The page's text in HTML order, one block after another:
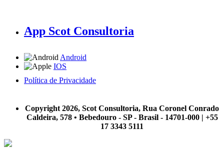
App Scot Consultoria
Android
IOS
Política de Privacidade
Copyright 2026, Scot Consultoria, Rua Coronel Conrado
Caldeira, 578 • Bebedouro - SP - Brasil - 14701-000 | +55
17 3343 5111